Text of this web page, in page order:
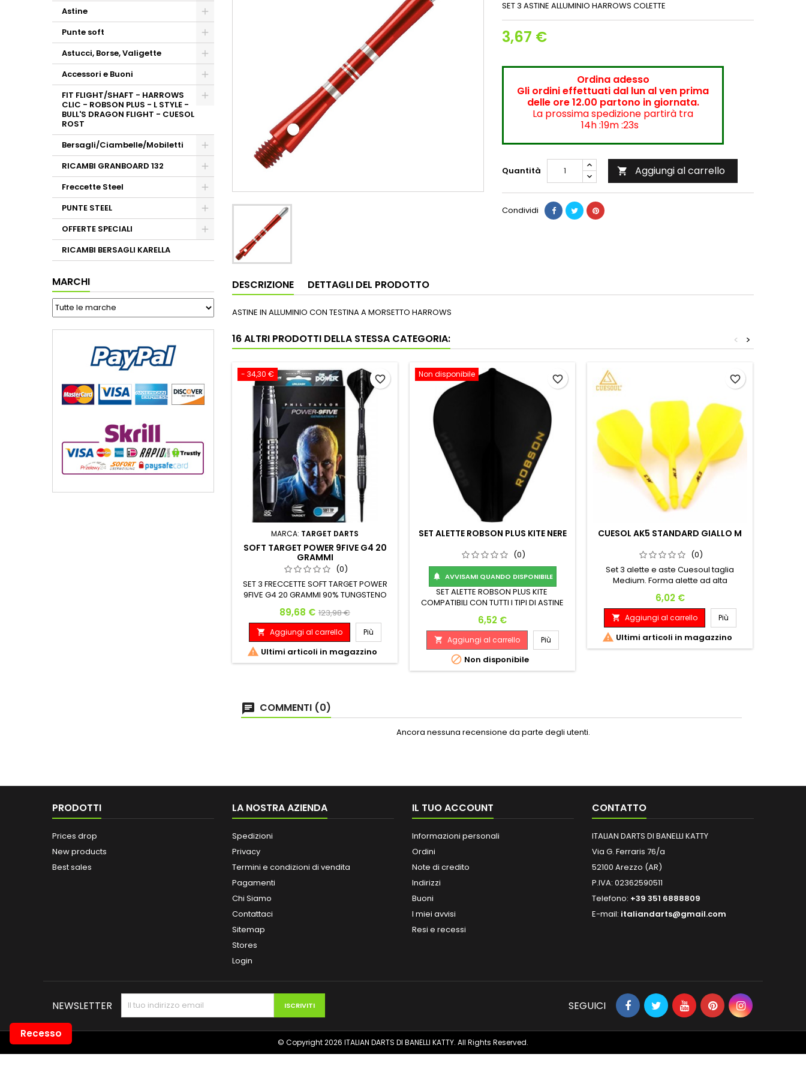
Astine
Punte soft
Astucci, Borse, Valigette
Accessori e Buoni
FIT FLIGHT/SHAFT - HARROWS
CLIC - ROBSON PLUS - L STYLE -
BULL'S DRAGON FLIGHT - CUESOL
ROST
Bersagli/Ciambelle/Mobiletti
RICAMBI GRANBOARD 132
Freccette Steel
PUNTE STEEL
OFFERTE SPECIALI
RICAMBI BERSAGLI KARELLA
MARCHI
SET 3 ASTINE ALLUMINIO HARROWS COLETTE
3,67 €
Ordina adesso
Gli ordini effettuati dal lun al ven prima
delle ore 12.00 partono in giornata.
La prossima spedizione partirà tra
14h :19m :22s
Quantità  Aggiungi al carrello
Condividi
DESCRIZIONE DETTAGLI DEL PRODOTTO
ASTINE IN ALLUMINIO CON TESTINA A MORSETTO HARROWS
16 ALTRI PRODOTTI DELLA STESSA CATEGORIA: >
<
- 34,30 €
MARCA: TARGET DARTS
SOFT TARGET POWER 9FIVE G4 20
GRAMMI
(0)
SET 3 FRECCETTE SOFT TARGET POWER
9FIVE G4 20 GRAMMI 90% TUNGSTENO
Prezzo
89,68 € Prezzo base
123,98 €
 Aggiungi al carrello Più
 Ultimi articoli in magazzino
favorite_border Non disponibile
SET ALETTE ROBSON PLUS KITE NERE
(0)
 AVVISAMI QUANDO DISPONIBILE
SET ALETTE ROBSON PLUS KITE
COMPATIBILI CON TUTTI I TIPI DI ASTINE
Prezzo
6,52 €
 Aggiungi al carrello Più
 Non disponibile
favorite_border
CUESOL AK5 STANDARD GIALLO M
(0)
Set 3 alette e aste Cuesoul taglia
Medium. Forma alette ad alta
resistenza e 28 mm di lunghezza delle
aste.
Prezzo
6,02 €
 Aggiungi al carrello Più
 Ultimi articoli in magazzino
favorite_border
COMMENTI (0)
Ancora nessuna recensione da parte degli utenti.
PRODOTTI
Prices drop
New products
Best sales
LA NOSTRA AZIENDA
Spedizioni
Privacy
Termini e condizioni di vendita
Pagamenti
Chi Siamo
Contattaci
Sitemap
Stores
Login
IL TUO ACCOUNT
Informazioni personali
Ordini
Note di credito
Indirizzi
Buoni
I miei avvisi
Resi e recessi
CONTATTO
ITALIAN DARTS DI BANELLI KATTY
Via G. Ferraris 76/a
52100 Arezzo (AR)
P.IVA: 02362590511
Telefono: +39 351 6888809
E-mail: italiandarts@gmail.com
NEWSLETTER SEGUICI
© Copyright 2026 ITALIAN DARTS DI BANELLI KATTY. All Rights Reserved.
Recesso